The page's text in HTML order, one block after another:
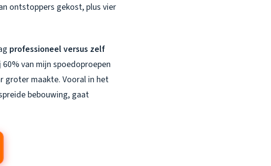
ontstoppers gekost, plus vier
professioneel versus zelf
van mijn spoedoproepen
groter maakte. Vooral in het
bebouwing, gaat